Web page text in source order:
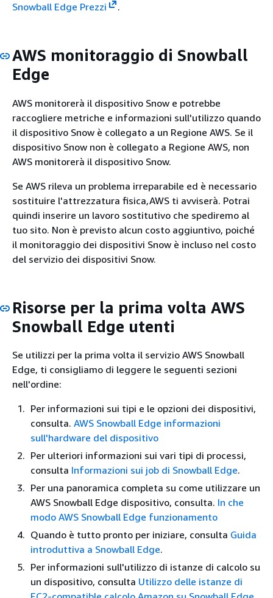
Snowball Edge Prezzi .
AWS monitoraggio di Snowball
Edge
AWS monitorerà il dispositivo Snow e potrebbe
raccogliere metriche e informazioni sull'utilizzo quando
il dispositivo Snow è collegato a un Regione AWS. Se il
dispositivo Snow non è collegato a Regione AWS, non
AWS monitorerà il dispositivo Snow.
Se AWS rileva un problema irreparabile ed è necessario
sostituire l'attrezzatura fisica,AWS ti avviserà. Potrai
quindi inserire un lavoro sostitutivo che spediremo al
tuo sito. Non è previsto alcun costo aggiuntivo, poiché
il monitoraggio dei dispositivi Snow è incluso nel costo
del servizio dei dispositivi Snow.
Risorse per la prima volta AWS
Snowball Edge utenti
Se utilizzi per la prima volta il servizio AWS Snowball
Edge, ti consigliamo di leggere le seguenti sezioni
nell'ordine:
Per informazioni sui tipi e le opzioni dei dispositivi,
consulta. AWS Snowball Edge informazioni
sull'hardware del dispositivo
Per ulteriori informazioni sui vari tipi di processi,
consulta Informazioni sui job di Snowball Edge.
Per una panoramica completa su come utilizzare un
AWS Snowball Edge dispositivo, consulta. In che
modo AWS Snowball Edge funzionamento
Quando è tutto pronto per iniziare, consulta Guida
introduttiva a Snowball Edge.
Per informazioni sull'utilizzo di istanze di calcolo su
un dispositivo, consulta Utilizzo delle istanze di